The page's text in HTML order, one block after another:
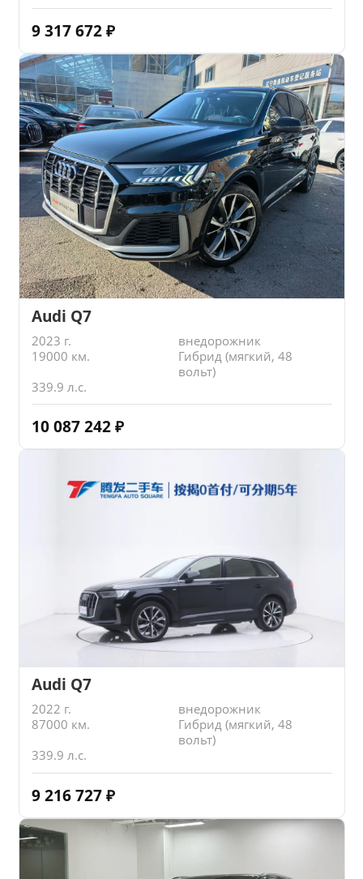
9 317 672 ₽
Audi Q7
2023 г.
внедорожник
19000 км.
Гибрид (мягкий, 48
вольт)
339.9 л.с.
10 087 242 ₽
Audi Q7
2022 г.
внедорожник
87000 км.
Гибрид (мягкий, 48
вольт)
339.9 л.с.
9 216 727 ₽